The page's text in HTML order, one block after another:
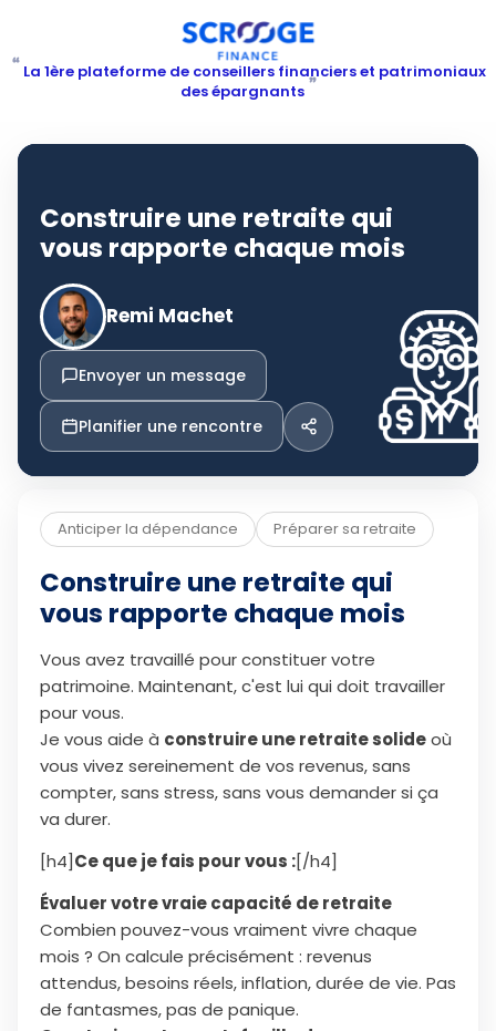
“ La 1ère plateforme de conseillers financiers et patrimoniaux
des épargnants ”
Construire une retraite qui
vous rapporte chaque mois
Remi Machet
Envoyer un message
Planifier une rencontre
Anticiper la dépendance Préparer sa retraite
Construire une retraite qui
vous rapporte chaque mois
Vous avez travaillé pour constituer votre
patrimoine. Maintenant, c'est lui qui doit travailler
pour vous.
Je vous aide à construire une retraite solideoù
vous vivez sereinement de vos revenus, sans
compter, sans stress, sans vous demander si ça
va durer.
[h4]Ce que je fais pour vous :[/h4]
Évaluer votre vraie capacité de retraite
Combien pouvez-vous vraiment vivre chaque
mois ? On calcule précisément : revenus
attendus, besoins réels, inflation, durée de vie. Pas
de fantasmes, pas de panique.